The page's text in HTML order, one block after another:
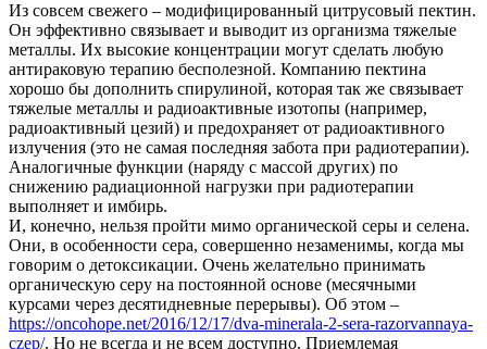
Из совсем свежего – модифицированный цитрусовый пектин.
Он эффективно связывает и выводит из организма тяжелые
металлы. Их высокие концентрации могут сделать любую
антираковую терапию бесполезной. Компанию пектина
хорошо бы дополнить спирулиной, которая так же связывает
тяжелые металлы и радиоактивные изотопы (например,
радиоактивный цезий) и предохраняет от радиоактивного
излучения (это не самая последняя забота при радиотерапии).
Аналогичные функции (наряду с массой других) по
снижению радиационной нагрузки при радиотерапии
выполняет и имбирь.
И, конечно, нельзя пройти мимо органической серы и селена.
Они, в особенности сера, совершенно незаменимы, когда мы
говорим о детоксикации. Очень желательно принимать
органическую серу на постоянной основе (месячными
курсами через десятидневные перерывы). Об этом –
https://oncohope.net/2016/12/17/dva-minerala-2-sera-razorvannaya-
czep/. Но не всегда и не всем доступно. Приемлемая